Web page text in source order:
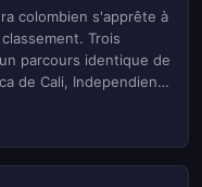
colombien s'apprête à
Trois
parcours identique de
de Cali, Independiente